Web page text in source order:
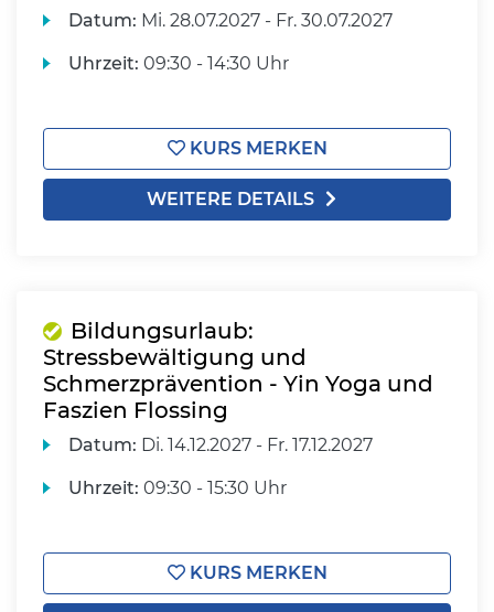
Datum: Mi. 28.07.2027 - Fr. 30.07.2027
Uhrzeit: 09:30 - 14:30 Uhr
KURS MERKEN
WEITERE DETAILS
Bildungsurlaub:
Stressbewältigung und
Schmerzprävention - Yin Yoga und
Faszien Flossing
Datum: Di. 14.12.2027 - Fr. 17.12.2027
Uhrzeit: 09:30 - 15:30 Uhr
KURS MERKEN